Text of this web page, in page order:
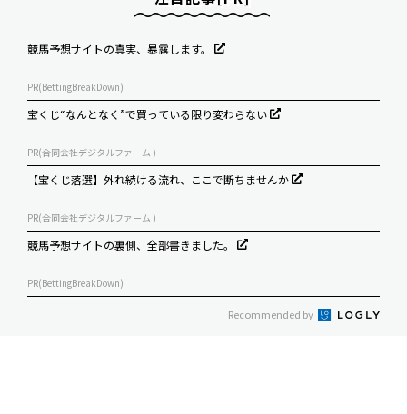
競馬予想サイトの真実、暴露します。
PR(BettingBreakDown)
宝くじ“なんとなく”で買っている限り変わらない
PR(合同会社デジタルファーム )
【宝くじ落選】外れ続ける流れ、ここで断ちませんか
PR(合同会社デジタルファーム )
競馬予想サイトの裏側、全部書きました。
PR(BettingBreakDown)
Recommended by